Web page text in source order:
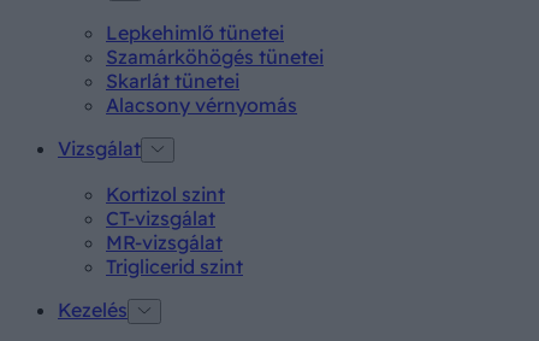
Lepkehimlő tünetei
Szamárköhögés tünetei
Skarlát tünetei
Alacsony vérnyomás
Vizsgálat
Kortizol szint
CT-vizsgálat
MR-vizsgálat
Triglicerid szint
Kezelés